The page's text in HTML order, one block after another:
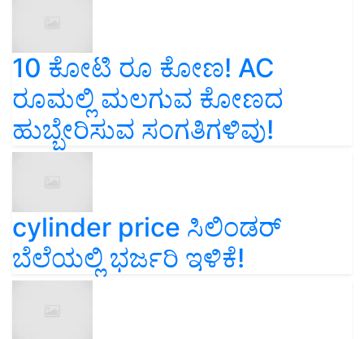
10 ಕೋಟಿ ರೂ ಕೋಣ! AC
ರೂಮಲ್ಲಿ ಮಲಗುವ ಕೋಣದ
ಹುಬ್ಬೇರಿಸುವ ಸಂಗತಿಗಳಿವು!
cylinder price ಸಿಲಿಂಡರ್‌
ಬೆಲೆಯಲ್ಲಿ ಭರ್ಜರಿ ಇಳಿಕೆ!